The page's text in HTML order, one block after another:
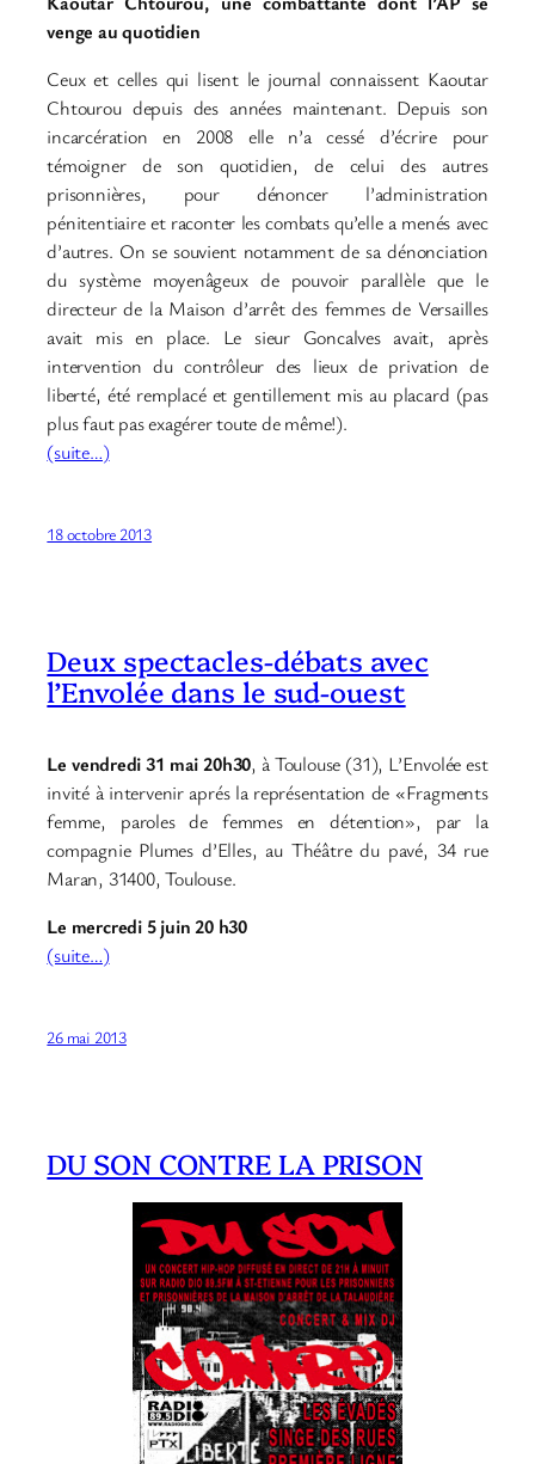
venge au quotidien
Ceux et celles qui lisent le journal connaissent Kaoutar
Chtourou depuis des années maintenant. Depuis son
incarcération en 2008 elle n’a cessé d’écrire pour
témoigner de son quotidien, de celui des autres
prisonnières, pour dénoncer l’administration
pénitentiaire et raconter les combats qu’elle a menés avec
d’autres. On se souvient notamment de sa dénonciation
du système moyenâgeux de pouvoir parallèle que le
directeur de la Maison d’arrêt des femmes de Versailles
avait mis en place. Le sieur Goncalves avait, après
intervention du contrôleur des lieux de privation de
liberté, été remplacé et gentillement mis au placard (pas
plus faut pas exagérer toute de même!).
(suite…)
18 octobre 2013
Deux spectacles-débats avec
l’Envolée dans le sud-ouest
Le vendredi 31 mai 20h30, à Toulouse (31), L’Envolée est
invité à intervenir aprés la représentation de «Fragments
femme, paroles de femmes en détention», par la
compagnie Plumes d’Elles, au Théâtre du pavé, 34 rue
Maran, 31400, Toulouse.
Le mercredi 5 juin 20 h30
(suite…)
26 mai 2013
DU SON CONTRE LA PRISON